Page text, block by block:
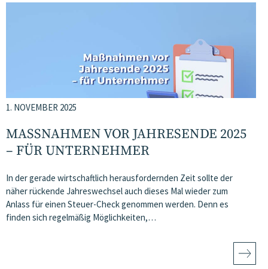
1. NOVEMBER 2025
MASSNAHMEN VOR JAHRESENDE 2025 –
FÜR UNTERNEHMER
In der gerade wirtschaftlich herausfordernden Zeit sollte der
näher rückende Jahreswechsel auch dieses Mal wieder zum
Anlass für einen Steuer-Check genommen werden. Denn es
finden sich regelmäßig Möglichkeiten,…